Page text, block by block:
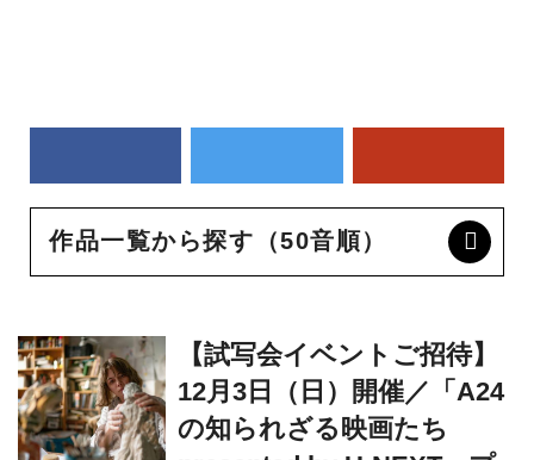
作品一覧から探す（50音順）
の知られざる映画たち
presented by U-NEXT」プ
レミアイベントに5組10名